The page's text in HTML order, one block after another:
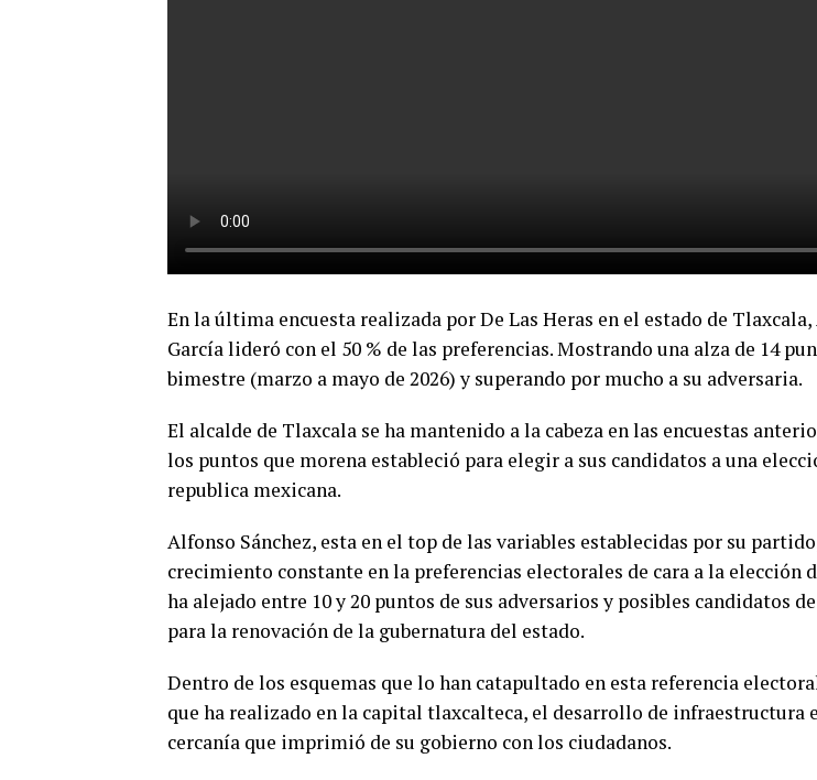
En la última encuesta realizada por De Las Heras en el estado de
García lideró con el 50 % de las preferencias. Mostrando una alza de 14
bimestre (marzo a mayo de 2026) y superando por mucho a su adversaria.
El alcalde de Tlaxcala se ha mantenido a la cabeza en las encuestas
los puntos que morena estableció para elegir a sus candidatos a una
republica mexicana.
Alfonso Sánchez, esta en el top de las variables establecidas por su
crecimiento constante en la preferencias electorales de cara a la elección
ha alejado entre 10 y 20 puntos de sus adversarios y posibles candidatos
para la renovación de la gubernatura del estado.
Dentro de los esquemas que lo han catapultado en esta referencia
que ha realizado en la capital tlaxcalteca, el desarrollo de infraestructura
cercanía que imprimió de su gobierno con los ciudadanos.